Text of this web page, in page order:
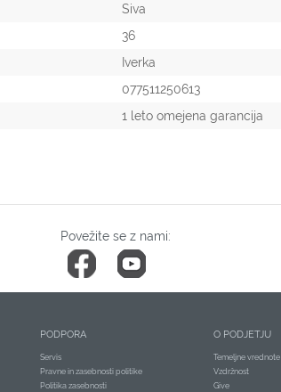
Siva
36
Iverka
077511250613
1 leto omejena garancija
Povežite se z nami:
PODPORA
Servis
Pravne in zasebnosti politike
Politika zasebnosti
O PODJETJU
Temeljne vrednote
Vzdržnost
Give